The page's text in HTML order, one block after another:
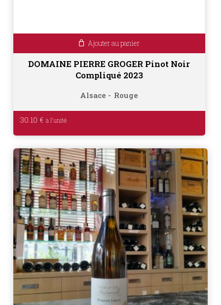
Ajouter au panier
DOMAINE PIERRE GROGER Pinot Noir
Compliqué 2023
Alsace Rouge
30.10 €